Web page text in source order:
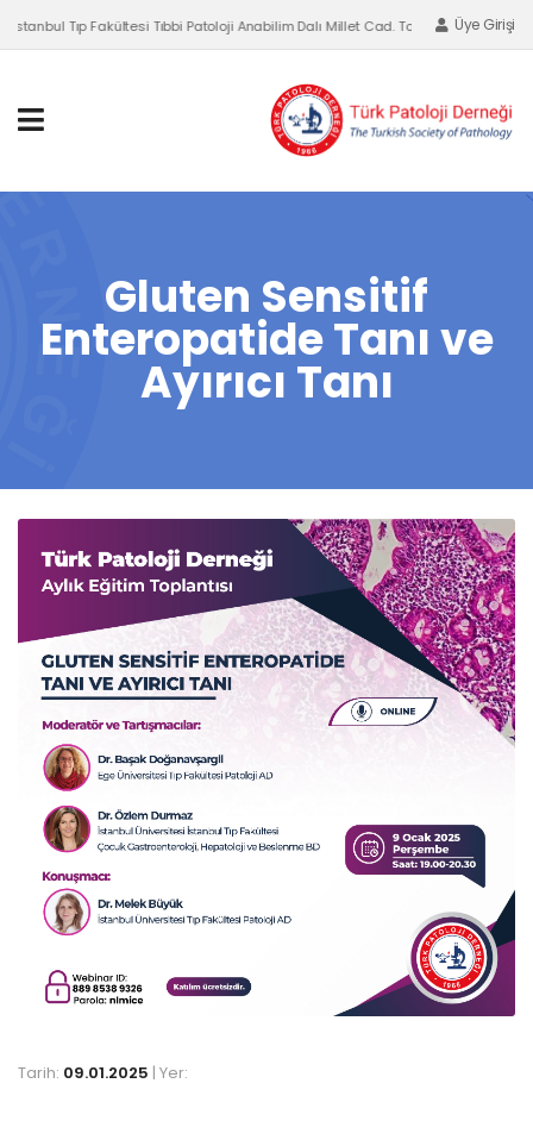
Tıp Fakültesi Tıbbi Patoloji Anabilim Dalı Millet Cad. Topkapı, Fatih-İSTANBUL
Üye Girişi
Gluten Sensitif
Enteropatide Tanı ve
Ayırıcı Tanı
Tarih: 09.01.2025 | Yer: